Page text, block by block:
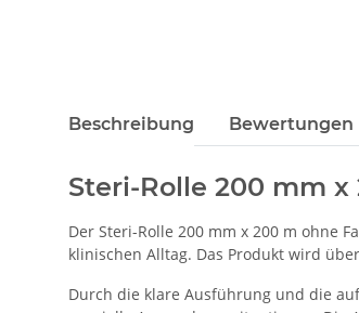
Beschreibung Bewertungen
Steri-Rolle 200 mm
Der Steri-Rolle 200 mm x 200 m ohne
klinischen Alltag. Das Produkt wird
Durch die klare Ausführung und die